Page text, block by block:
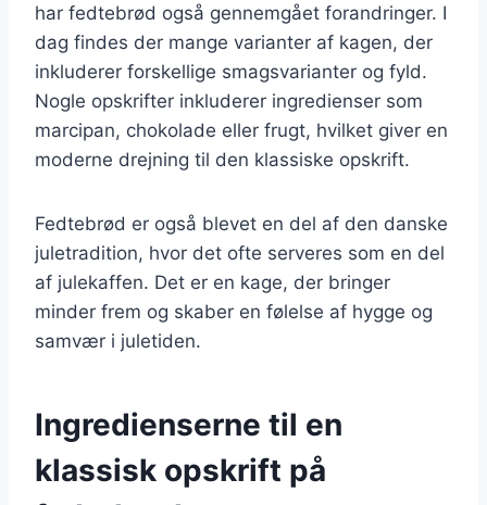
har fedtebrød også gennemgået forandringer. I
dag findes der mange varianter af kagen, der
inkluderer forskellige smagsvarianter og fyld.
Nogle opskrifter inkluderer ingredienser som
marcipan, chokolade eller frugt, hvilket giver en
moderne drejning til den klassiske opskrift.
Fedtebrød er også blevet en del af den danske
juletradition, hvor det ofte serveres som en del
af julekaffen. Det er en kage, der bringer
minder frem og skaber en følelse af hygge og
samvær i juletiden.
Ingredienserne til en
klassisk opskrift på